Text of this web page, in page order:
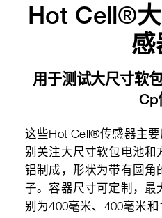
Hot Cell®
感
用于测试大尺寸软
Cp
这些Hot Cell®传感器主
别关注大尺寸软包电池和
铝制成，形状为带有圆角
子。容器尺寸可定制，最
别为400毫米、400毫米和